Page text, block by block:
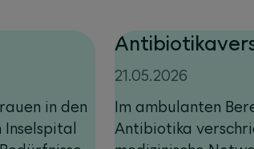
in den
21.05.2026
Im ambulanten
Antibiotika